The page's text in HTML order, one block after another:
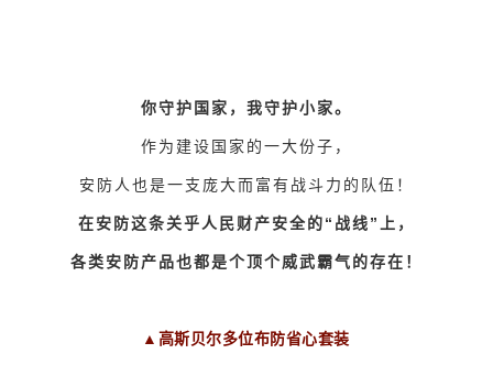
你守护国家，我守护小家。
作为建设国家的一大份子，
安防人也是一支庞大而富有战斗力的队伍！
在安防这条关乎人民财产安全的“战线”上，
各类安防产品也都是个顶个威武霸气的存在！
▲ 高斯贝尔多位布防省心套装